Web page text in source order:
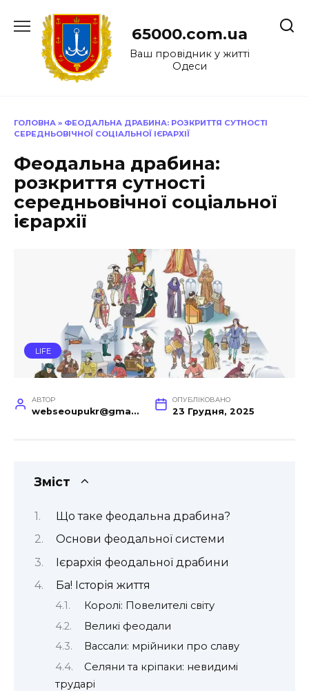
до
65000.com.ua
Ваш провідник у житті
Одеси
ГОЛОВНА » ФЕОДАЛЬНА ДРАБИНА: РОЗКРИТТЯ СУТНОСТІ
СЕРЕДНЬОВІЧНОЇ СОЦІАЛЬНОЇ ІЄРАРХІЇ
Феодальна драбина:
розкриття сутності
середньовічної соціальної
ієрархії
LIFE
АВТОР
webseoupukr@gmail.com
ОПУБЛІКОВАНО
23 Грудня, 2025
Зміст
Що таке феодальна драбина?
Основи феодальної системи
Ієрархія феодальної драбини
Ба! Історія життя
Королі: Повелителі світу
Великі феодали
Вассали: мрійники про славу
Селяни та кріпаки: невидимі
трударі